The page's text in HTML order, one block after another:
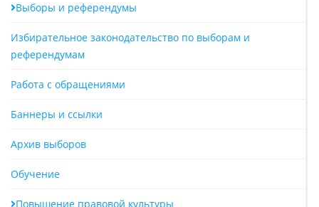
Выборы и референдумы
Избирательное законодательство по выборам и
референдумам
Работа с обращениями
Баннеры и ссылки
Архив выборов
Обучение
Повышение правовой культуры